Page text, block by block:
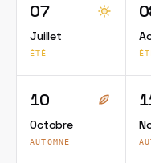
07
Juillet
ÉTÉ
10
Octobre
AUTOMNE